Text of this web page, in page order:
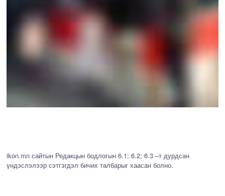
ikon.mn сайтын Редакцын бодлогын 6.1; 6.2; 6.3 –т дурдсан
үндэслэлээр сэтгэгдэл бичих талбарыг хаасан болно.